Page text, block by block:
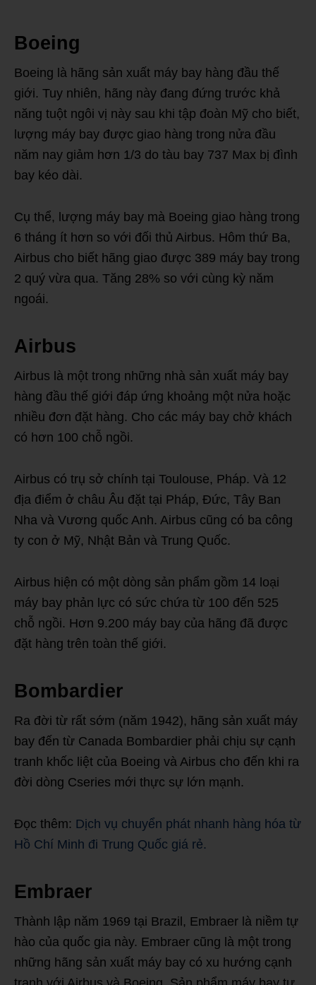
Boeing
Boeing là hãng sản xuất máy bay hàng đầu thế
giới. Tuy nhiên, hãng này đang đứng trước khả
năng tuột ngôi vị này sau khi tập đoàn Mỹ cho biết,
lượng máy bay được giao hàng trong nửa đầu
năm nay giảm hơn 1/3 do tàu bay 737 Max bị đình
bay kéo dài.
Cụ thể, lượng máy bay mà Boeing giao hàng trong
6 tháng ít hơn so với đối thủ Airbus. Hôm thứ Ba,
Airbus cho biết hãng giao được 389 máy bay trong
2 quý vừa qua. Tăng 28% so với cùng kỳ năm
ngoái.
Airbus
Airbus là một trong những nhà sản xuất máy bay
hàng đầu thế giới đáp ứng khoảng một nửa hoặc
nhiều đơn đặt hàng. Cho các máy bay chở khách
có hơn 100 chỗ ngồi.
Airbus có trụ sở chính tại Toulouse, Pháp. Và 12
địa điểm ở châu Âu đặt tại Pháp, Đức, Tây Ban
Nha và Vương quốc Anh. Airbus cũng có ba công
ty con ở Mỹ, Nhật Bản và Trung Quốc.
Airbus hiện có một dòng sản phẩm gồm 14 loại
máy bay phản lực có sức chứa từ 100 đến 525
chỗ ngồi. Hơn 9.200 máy bay của hãng đã được
đặt hàng trên toàn thế giới.
Bombardier
Ra đời từ rất sớm (năm 1942), hãng sản xuất máy
bay đến từ Canada Bombardier phải chịu sự cạnh
tranh khốc liệt của Boeing và Airbus cho đến khi ra
đời dòng Cseries mới thực sự lớn mạnh.
Đọc thêm: Dịch vụ chuyển phát nhanh hàng hóa từ
Hồ Chí Minh đi Trung Quốc giá rẻ.
Embraer
Thành lập năm 1969 tại Brazil, Embraer là niềm tự
hào của quốc gia này. Embraer cũng là một trong
những hãng sản xuất máy bay có xu hướng cạnh